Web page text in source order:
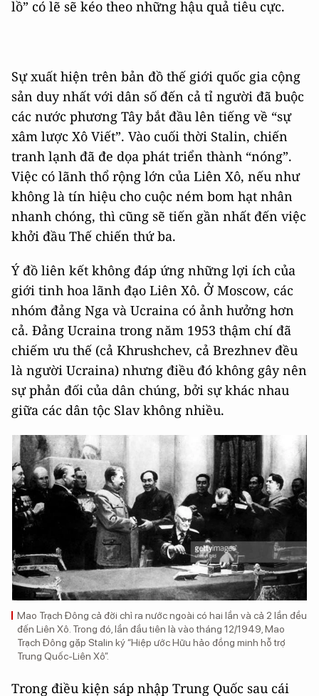
lồ” có lẽ sẽ kéo theo những hậu quả tiêu cực.
Sự xuất hiện trên bản đồ thế giới quốc gia cộng
sản duy nhất với dân số đến cả tỉ người đã buộc
các nước phương Tây bắt đầu lên tiếng về “sự
xâm lược Xô Viết”. Vào cuối thời Stalin, chiến
tranh lạnh đã đe dọa phát triển thành “nóng”.
Việc có lãnh thổ rộng lớn của Liên Xô, nếu như
không là tín hiệu cho cuộc ném bom hạt nhân
nhanh chóng, thì cũng sẽ tiến gần nhất đến việc
khởi đầu Thế chiến thứ ba.
Ý đồ liên kết không đáp ứng những lợi ích của
giới tinh hoa lãnh đạo Liên Xô. Ở Moscow, các
nhóm đảng Nga và Ucraina có ảnh hưởng hơn
cả. Đảng Ucraina trong năm 1953 thậm chí đã
chiếm ưu thế (cả Khrushchev, cả Brezhnev đều
là người Ucraina) nhưng điều đó không gây nên
sự phản đối của dân chúng, bởi sự khác nhau
giữa các dân tộc Slav không nhiều.
Mao Trạch Đông cả đời chỉ ra nước ngoài có hai lần và cả 2 lần đều
đến Liên Xô. Trong đó, lần đầu tiên là vào tháng 12/1949, Mao
Trạch Đông gặp Stalin ký “Hiệp ước Hữu hảo đồng minh hỗ trợ
Trung Quốc-Liên Xô”.
Trong điều kiện sáp nhập Trung Quốc sau cái